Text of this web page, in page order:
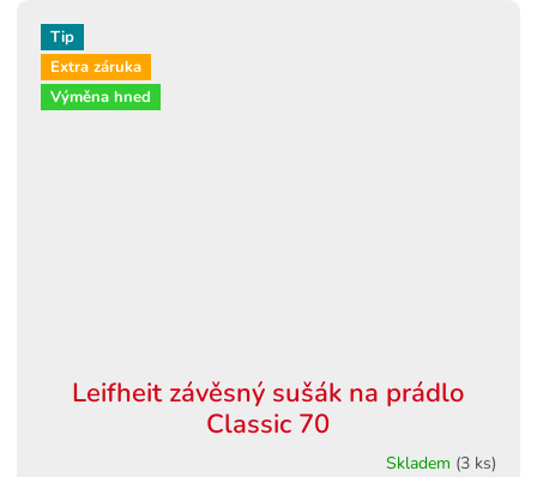
Tip
Extra záruka
Výměna hned
Leifheit závěsný sušák na prádlo
Classic 70
Skladem (3 ks)